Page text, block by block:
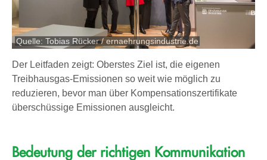
Quelle: Tobias Rücker / ernaehrungsindustrie.de
Der Leitfaden zeigt: Oberstes Ziel ist, die eigenen
Treibhausgas-Emissionen so weit wie möglich zu
reduzieren, bevor man über Kompensationszertifikate
überschüssige Emissionen ausgleicht.
Bedeutung der richtigen Kommunikation